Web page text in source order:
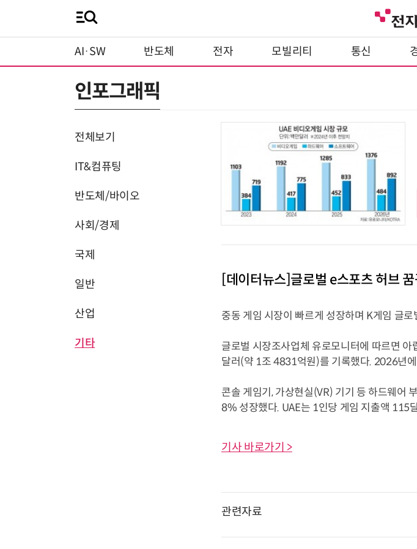
AI·SW 반도체 전자 모빌리티 통신
인포그래픽
전체보기
IT&컴퓨팅
반도체/바이오
사회/경제
국제
일반
산업
기타
[데이터뉴스]글로벌 e스포츠 허브
중동 게임 시장이 빠르게 성장하며 K게임 글
글로벌 시장조사업체 유로모니터에 따르면
달러(약 1조 4831억원)를 기록했다. 2026년
콘솔 게임기, 가상현실(VR) 기기 등 하드웨어
8% 성장했다. UAE는 1인당 게임 지출액 115
기사 바로가기 >
관련자료